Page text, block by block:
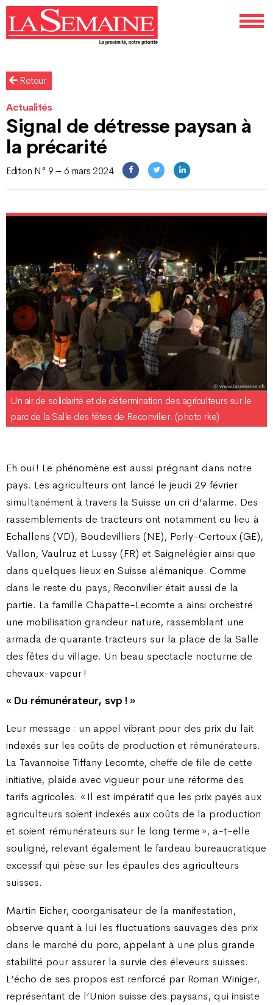
Retour
Actualités
Signal de détresse paysan à
la précarité
Edition N° 9 – 6 mars 2024
Un air de solidarité et de détermination des agriculteurs sur le
parc de la Salle des fêtes de Reconvilier. (photo rke)
Eh oui ! Le phénomène est aussi prégnant dans notre
pays. Les agriculteurs ont lancé le jeudi 29 février
simultanément à travers la Suisse un cri d’alarme. Des
rassemblements de tracteurs ont notamment eu lieu à
Echallens (VD), Boudevilliers (NE), Perly-Certoux (GE),
Vallon, Vaulruz et Lussy (FR) et Saignelégier ainsi que
dans quelques lieux en Suisse alémanique. Comme
dans le reste du pays, Reconvilier était aussi de la
partie. La famille Chapatte-Lecomte a ainsi orchestré
une mobilisation grandeur nature, rassemblant une
armada de quarante tracteurs sur la place de la Salle
des fêtes du village. Un beau spectacle nocturne de
chevaux-vapeur !
« Du rémunérateur, svp ! »
Leur message : un appel vibrant pour des prix du lait
indexés sur les coûts de production et rémunérateurs.
La Tavannoise Tiffany Lecomte, cheffe de file de cette
initiative, plaide avec vigueur pour une réforme des
tarifs agricoles. « Il est impératif que les prix payés aux
agriculteurs soient indexés aux coûts de la production
et soient rémunérateurs sur le long terme », a-t-elle
souligné, relevant également le fardeau bureaucratique
excessif qui pèse sur les épaules des agriculteurs
suisses.
Martin Eicher, coorganisateur de la manifestation,
observe quant à lui les fluctuations sauvages des prix
dans le marché du porc, appelant à une plus grande
stabilité pour assurer la survie des éleveurs suisses.
L’écho de ses propos est renforcé par Roman Winiger,
représentant de l’Union suisse des paysans, qui insiste